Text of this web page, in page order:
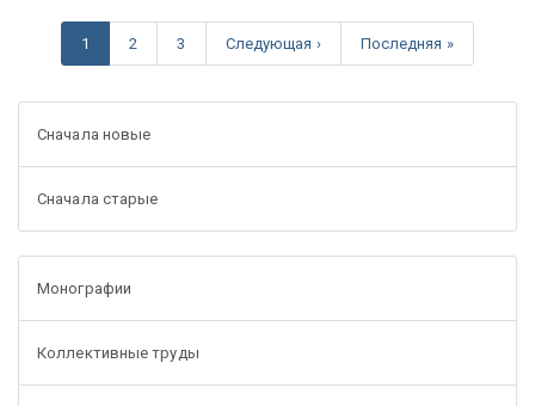
1 2 3 Следующая › Последняя »
Сначала новые
Сначала старые
Монографии
Коллективные труды